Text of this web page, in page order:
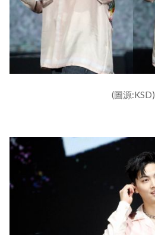
(圖源:KSD)